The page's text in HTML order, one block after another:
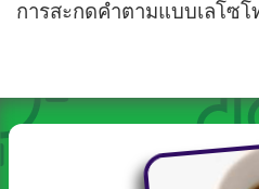
การสะกดคำตามแบบเลโซโ